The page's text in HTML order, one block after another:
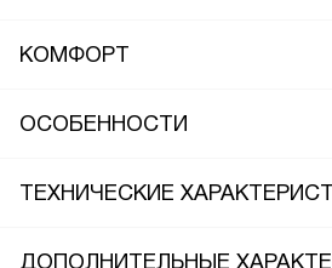
КОМФОРТ
ОСОБЕННОСТИ
ТЕХНИЧЕСКИЕ
ДОПОЛНИТЕЛЬНЫЕ